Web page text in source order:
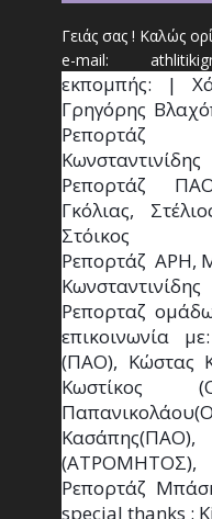
Γειάς σας ! Καλώς
e-mail: athlit
εκπομπής: |
Γρηγόρης
Ρεπορτάζ
Ρεπορτάζ
Γκόλιας,
Στόικος
Ρεπορτάζ  ΑΡΗ,
Κωνσταντινίδης
Ρεπορταζ
επικοινωνία
(ΠΑΟ), Κώστας
Κωστίκος
Κασάπης(ΠΑΟ),
(ΑΤΡΟΜΗΤΟΣ),
Ρεπορτάζ
special thanks :